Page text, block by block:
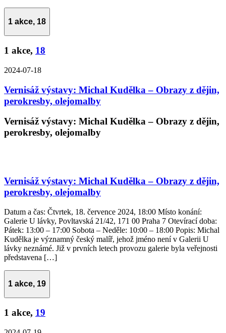
1 akce, 18
1 akce, 18
2024-07-18
Vernisáž výstavy: Michal Kudělka – Obrazy z dějin,
perokresby, olejomalby
Vernisáž výstavy: Michal Kudělka – Obrazy z dějin,
perokresby, olejomalby
Vernisáž výstavy: Michal Kudělka – Obrazy z dějin,
perokresby, olejomalby
Datum a čas: Čtvrtek, 18. července 2024, 18:00 Místo konání:
Galerie U lávky, Povltavská 21/42, 171 00 Praha 7 Otevírací doba:
Pátek: 13:00 – 17:00 Sobota – Neděle: 10:00 – 18:00 Popis: Michal
Kudělka je významný český malíř, jehož jméno není v Galerii U
lávky neznámé. Již v prvních letech provozu galerie byla veřejnosti
představena […]
1 akce, 19
1 akce, 19